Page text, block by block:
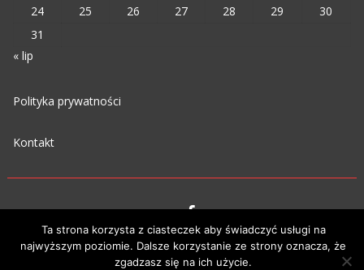
24
25 26 27 28 29
30
31
« lip
Polityka prywatności
Kontakt
VIPM © 2023
Ta strona korzysta z ciasteczek aby świadczyć usługi na
najwyższym poziomie. Dalsze korzystanie ze strony oznacza, że
zgadzasz się na ich użycie.